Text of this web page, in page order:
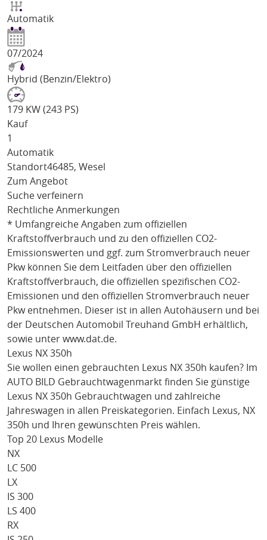
Automatik
07/2024
Hybrid (Benzin/Elektro)
179 KW (243 PS)
Kauf
1
Automatik
Standort46485, Wesel
Zum Angebot
Suche verfeinern
Rechtliche Anmerkungen
* Umfangreiche Angaben zum offiziellen
Kraftstoffverbrauch und zu den offiziellen CO2-
Emissionswerten und ggf. zum Stromverbrauch neuer
Pkw können Sie dem Leitfaden über den offiziellen
Kraftstoffverbrauch, die offiziellen spezifischen CO2-
Emissionen und den offiziellen Stromverbrauch neuer
Pkw entnehmen. Dieser ist in allen Autohäusern und bei
der Deutschen Automobil Treuhand GmbH erhältlich,
sowie unter www.dat.de.
Lexus NX 350h
Sie wollen einen gebrauchten Lexus NX 350h kaufen? Im
AUTO BILD Gebrauchtwagenmarkt finden Sie günstige
Lexus NX 350h Gebrauchtwagen und zahlreiche
Jahreswagen in allen Preiskategorien. Einfach Lexus, NX
350h und Ihren gewünschten Preis wählen.
Top 20 Lexus Modelle
NX
LC 500
LX
IS 300
LS 400
RX